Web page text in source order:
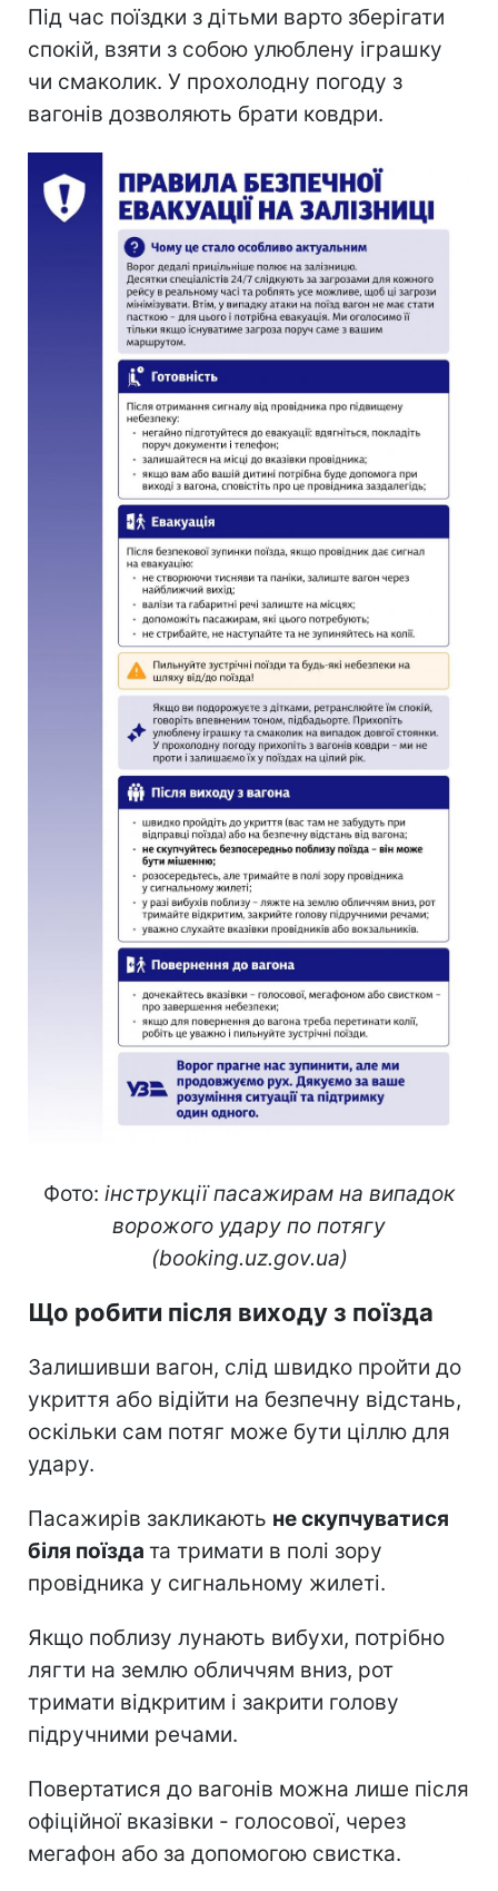
Під час поїздки з дітьми варто зберігати
спокій, взяти з собою улюблену іграшку
чи смаколик. У прохолодну погоду з
вагонів дозволяють брати ковдри.
Фото: інструкції пасажирам на випадок
ворожого удару по потягу
(booking.uz.gov.ua)
Що робити після виходу з поїзда
Залишивши вагон, слід швидко пройти до
укриття або відійти на безпечну відстань,
оскільки сам потяг може бути ціллю для
удару.
Пасажирів закликають не скупчуватися
біля поїзда та тримати в полі зору
провідника у сигнальному жилеті.
Якщо поблизу лунають вибухи, потрібно
лягти на землю обличчям вниз, рот
тримати відкритим і закрити голову
підручними речами.
Повертатися до вагонів можна лише після
офіційної вказівки - голосової, через
мегафон або за допомогою свистка.